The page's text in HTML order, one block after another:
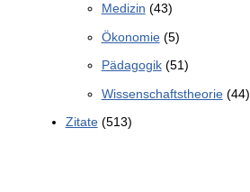
Medizin (43)
Ökonomie(5)
Pädagogik(51)
Wissenschaftstheorie(44)
Zitate(513)